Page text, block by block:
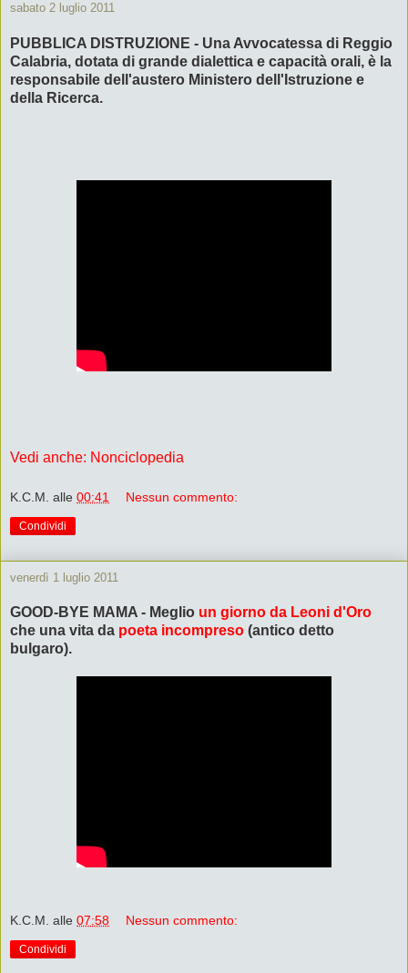
sabato 2 luglio 2011
PUBBLICA DISTRUZIONE - Una Avvocatessa di Reggio
Calabria, dotata di grande dialettica e capacità orali, è la
responsabile dell'austero Ministero dell'Istruzione e
della Ricerca.
Vedi anche: Nonciclopedia
K.C.M. alle 00:41 Nessun commento:
Condividi
venerdì 1 luglio 2011
GOOD-BYE MAMA - Meglio un giorno da Leoni d'Oro
che una vita da poeta incompreso (antico detto
bulgaro).
K.C.M. alle 07:58 Nessun commento:
Condividi